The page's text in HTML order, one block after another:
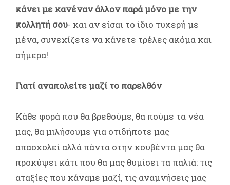
κάνει με κανέναν άλλον παρά μόνο με την
κολλητή σου- και αν είσαι το ίδιο τυχερή με
μένα, συνεχίζετε να κάνετε τρέλες ακόμα και
σήμερα!
Γιατί αναπολείτε μαζί το παρελθόν
Κάθε φορά που θα βρεθούμε, θα πούμε τα νέα
μας, θα μιλήσουμε για οτιδήποτε μας
απασχολεί αλλά πάντα στην κουβέντα μας θα
προκύψει κάτι που θα μας θυμίσει τα παλιά: τις
αταξίες που κάναμε μαζί, τις αναμνήσεις μας